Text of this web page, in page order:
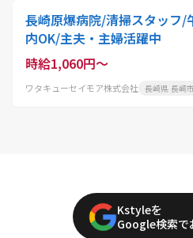
長崎原爆病院/清掃スタッフ/
内OK/主夫・主婦活躍中
時給1,060円～
ワタキューセイモア株式会社 長崎県 長崎市
Kstyleを
Google検索で